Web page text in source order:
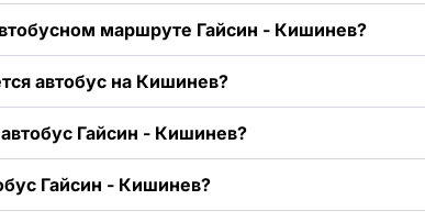
маршруте Гайсин - Кишинев?
автобус на Кишинев?
Гайсин - Кишинев?
Гайсин - Кишинев?